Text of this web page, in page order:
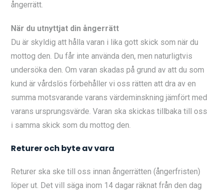
ångerrätt.
När du utnyttjat din ångerrätt
Du är skyldig att hålla varan i lika gott skick som när du
mottog den. Du får inte använda den, men naturligtvis
undersöka den. Om varan skadas på grund av att du som
kund är vårdslös förbehåller vi oss rätten att dra av en
summa motsvarande varans värdeminskning jämfört med
varans ursprungsvärde. Varan ska skickas tillbaka till oss
i samma skick som du mottog den.
Returer och byte av vara
Returer ska ske till oss innan ångerrätten (ångerfristen)
löper ut. Det vill säga inom 14 dagar räknat från den dag